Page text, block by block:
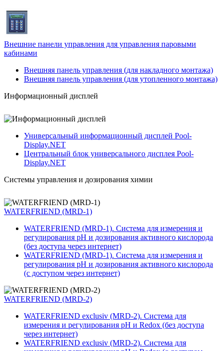
Внешние панели управления для управления паровыми
кабинами
Внешняя панель управления (для накладного монтажа)
Внешняя панель управления (для утопленного монтажа)
Информационный дисплей
Универсальный информационный дисплей Pool-
Display.NET
Центральный блок универсального дисплея Pool-
Display.NET
Системы управления и дозирования химии
WATERFRIEND (MRD-1)
WATERFRIEND (MRD-1). Система для измерения и
регулирования pH и дозирования активного кислорода
(без доступа через интернет)
WATERFRIEND (MRD-1). Система для измерения и
регулирования pH и дозирования активного кислорода
(с доступом через интернет)
WATERFRIEND (MRD-2)
WATERFRIEND exclusiv (MRD-2). Система для
измерения и регулирования pH и Redox (без доступа
через интернет)
WATERFRIEND exclusiv (MRD-2). Система для